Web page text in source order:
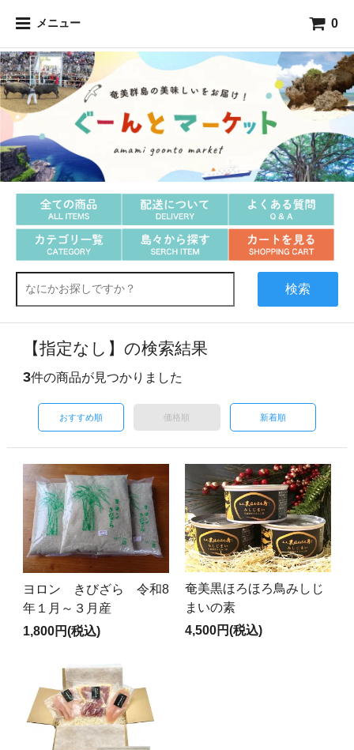
メニュー 0
検索
【指定なし】の検索結果
3件の商品が見つかりました
おすすめ順 価格順 新着順
ヨロン きびざら 令和8
年１月～３月産
1,800円(税込)
奄美黒ほろほろ鳥みしじ
まいの素
4,500円(税込)